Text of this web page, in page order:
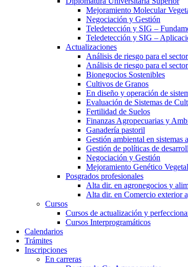
Mejoramiento Molecular
Negociación y Gestión
Teledetección y SIG –
Teledetección y SIG –
Actualizaciones
Análisis de riesgo para el
Análisis de riesgo para el
Bionegocios Sostenibles
Cultivos de Granos
En diseño y operación de
Evaluación de Sistemas de
Fertilidad de Suelos
Finanzas Agropecuarias y
Ganadería pastoril
Gestión ambiental en sistemas
Gestión de políticas de
Negociación y Gestión
Mejoramiento Genético Vegetal
Posgrados profesionales
Alta dir. en agronegocios y
Alta dir. en Comercio exterior
Cursos
Cursos de actualización y
Cursos Interprogramáticos
Calendarios
Trámites
Inscripciones
En carreras